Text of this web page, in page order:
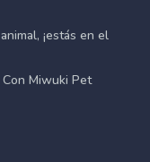
¡estás en el
Con Miwuki Pet